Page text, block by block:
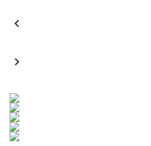

